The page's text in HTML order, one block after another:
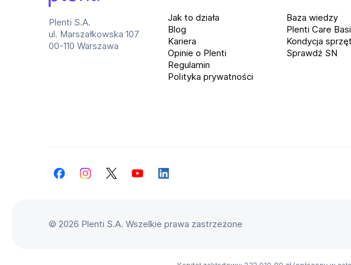
Zweryfikowany i gotowy do wypożyczenia sprzęt na naszym
trafić do klienta bez aktualizacji
Plenti S.A.
ul. Marszałkowska 107
00-110 Warszawa
Jak to działa
Blog
Kariera
Opinie o Plenti
Regulamin
Polityka prywatności
Baza wiedzy
Plenti Care
Kondycja
Sprawdź SN
FacebookInstagramTwitterYouTubeLinkedIn
© 2026 Plenti S.A. Wszelkie prawa zastrzeżone